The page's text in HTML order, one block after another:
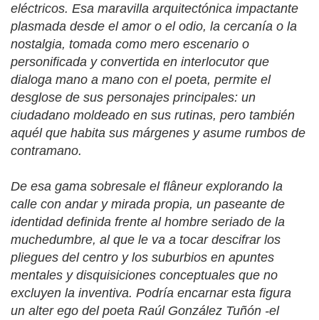
eléctricos. Esa maravilla arquitectónica impactante
plasmada desde el amor o el odio, la cercanía o la
nostalgia, tomada como mero escenario o
personificada y convertida en interlocutor que
dialoga mano a mano con el poeta, permite el
desglose de sus personajes principales: un
ciudadano moldeado en sus rutinas, pero también
aquél que habita sus márgenes y asume rumbos de
contramano.
De esa gama sobresale el flâneur explorando la
calle con andar y mirada propia, un paseante de
identidad definida frente al hombre seriado de la
muchedumbre, al que le va a tocar descifrar los
pliegues del centro y los suburbios en apuntes
mentales y disquisiciones conceptuales que no
excluyen la inventiva. Podría encarnar esta figura
un alter ego del poeta Raúl González Tuñón -el